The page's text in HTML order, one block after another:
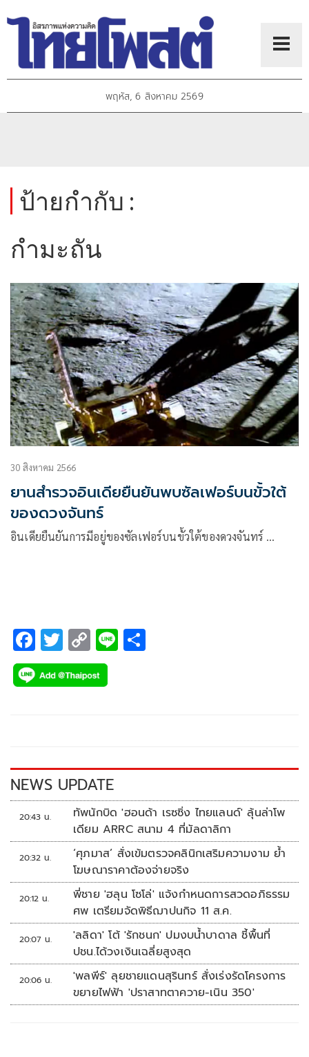
พฤหัส, 6 สิงหาคม 2569
ป้ายกำกับ :
กำมะถัน
30 สิงหาคม 2566
ยานสำรวจอินเดียยืนยันพบซัลเฟอร์บนขั้วใต้
ของดวงจันทร์
อินเดียยืนยันการมีอยู่ของซัลเฟอร์บนขั้วใต้ของดวงจันทร์ …
F
ac
e
k
T
wi
tt
C
o
p
k
Li
NEWS UPDATE
20:43 น.
ทัพนักบิด 'ฮอนด้า เรซซิ่ง ไทยแลนด์' ลุ้นล่าโพ
เดียม ARRC สนาม 4 ที่มัลดาลิกา
20:32 น.
‘ศุภมาส’ สั่งเข้มตรวจคลินิกเสริมความงาม ย้ำ
โฆษณาราคาต้องจ่ายจริง
20:12 น.
พี่ชาย 'ฮลุน โซโล่' แจ้งกำหนดการสวดอภิธรรม
ศพ เตรียมจัดพิธีฌาปนกิจ 11 ส.ค.
20:07 น.
'ลลิดา' โต้ 'รักชนก' ปมงบน้ำบาดาล ชี้พื้นที่
ปชน.ได้วงเงินเฉลี่ยสูงสุด
20:06 น.
'พลพีร์' ลุยชายแดนสุรินทร์ สั่งเร่งรัดโครงการ
ขยายไฟฟ้า 'ปราสาทตาควาย-เนิน 350'